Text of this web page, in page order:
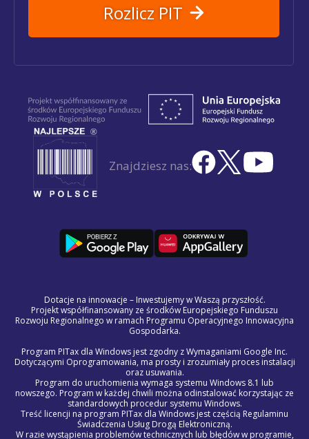
Rozlicz PIT
Znajdziesz nas:
Dotacje na innowacje – Inwestujemy w Waszą przyszłość.
Projekt współfinansowany ze środków Europejskiego Funduszu
Rozwoju Regionalnego w ramach Programu Operacyjnego Innowacyjna
Gospodarka.
Program PITax dla Windows jest zgodny z Wymaganiami Google Inc.
Dotyczącymi Oprogramowania, ma prosty i zrozumiały proces instalacji
oraz usuwania.
Program do uruchomienia wymaga systemu Windows 8.1 lub
nowszego. Program w każdej chwili można odinstalować korzystając ze
standardowych procedur systemu Windows.
Treść licencji na program PITax dla Windows jest częścią Regulaminu
Świadczenia Usług Drogą Elektroniczną.
W razie wystąpienia problemów technicznych lub błędów w programie,